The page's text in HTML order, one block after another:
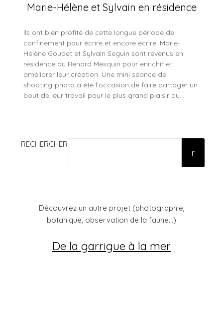
Marie-Hélène et Sylvain en résidence
Ils ont bien profité de cette longue période de
confinement pour écrire et encore écrire. Marie-
Hélène Goudet et Sylvain Seguin sont revenus en
résidence au Renard Mesquin pour enrichir et
améliorer leur création. Une mini séance de
shooting-photo a été l’occasion de faire partager un
bout de leur travail pour le plus grand plaisir du…
RECHERCHER
r
Découvrez un autre projet (photographie,
botanique, observation de la faune...)
De la garrigue à la mer